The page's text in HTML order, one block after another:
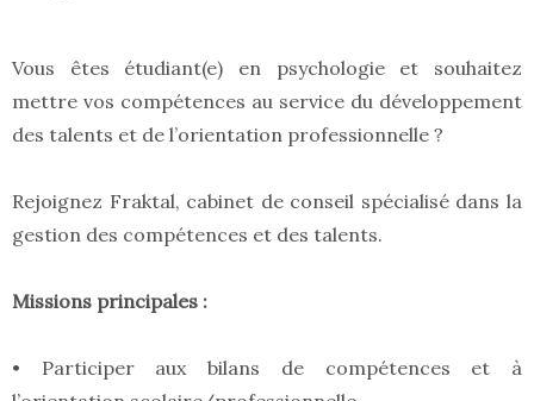
Vous êtes étudiant(e) en psychologie et souhaitez
mettre vos compétences au service du développement
des talents et de l’orientation professionnelle ?
Rejoignez Fraktal, cabinet de conseil spécialisé dans la
gestion des compétences et des talents.
Missions principales :
• Participer aux bilans de compétences et à